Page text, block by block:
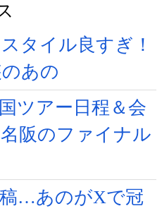
タイル良すぎ！
あの
ツアー日程＆会
阪のファイナル
稿…あのがXで冠